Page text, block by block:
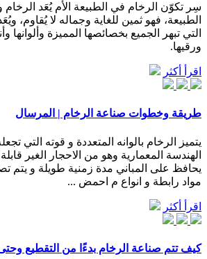
سِر تكوّن الرخام في الطبيعة الأم يُعَد
الطبيعة، فهو ثمين للغاية وجماله لا يُقاوم،
التي تبهر الجميع بخصائصها المميزة وألوانها
ورقيها.
اقرأ أكثر
طريقة وخطوات صناعة الرخام | المرسال
يتميز الرخام بالوانه المتعددة و قوته التي
الهندسة المعمارية وهو من الاحجار الغير
يحافظ على المباني مدة زمنية طويلة و يتم
مواد رابطة و انواع م احمض ...
اقرأ أكثر
كيف تتم صناعة الرخام بدءًا من التقطيع